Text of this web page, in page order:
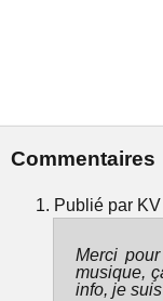
Commentaires
Publié par
Merci
musique,
info, je